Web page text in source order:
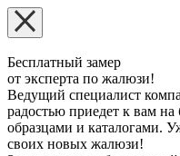
Бесплатный замер
от эксперта по жалюзи!
Ведущий специалист
радостью приедет к вам
образцами и каталогами.
своих новых жалюзи!